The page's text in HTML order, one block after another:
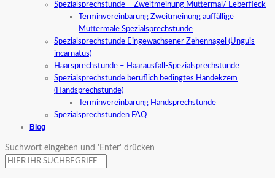
Spezialsprechstunde – Zweitmeinung Muttermal/ Leberfleck
Terminvereinbarung Zweitmeinung auffällige
Muttermale Spezialsprechstunde
Spezialsprechstunde Eingewachsener Zehennagel (Unguis
incarnatus)
Haarsprechstunde – Haarausfall-Spezialsprechstunde
Spezialsprechstunde beruflich bedingtes Handekzem
(Handsprechstunde)
Terminvereinbarung Handsprechstunde
Spezialsprechstunden FAQ
Blog
Suchwort eingeben und 'Enter' drücken